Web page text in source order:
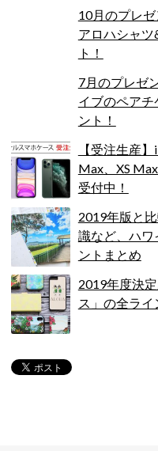
10月のプレ
アロハシャ
ト！
7月のプレゼ
イブのペア
ント！
【受注生産
Max、XS
受付中！
2019年版と
識など、ハワ
ントまとめ
2019年度決
ス」の全ライ